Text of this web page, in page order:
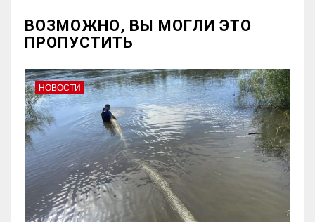
ВОЗМОЖНО, ВЫ МОГЛИ ЭТО
ПРОПУСТИТЬ
НОВОСТИ